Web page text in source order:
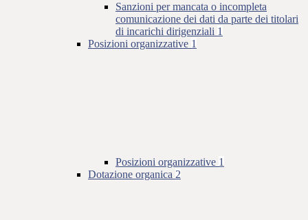
Sanzioni per mancata o incompleta
comunicazione dei dati da parte dei titolari
di incarichi dirigenziali 1
Posizioni organizzative 1
Posizioni organizzative 1
Dotazione organica 2